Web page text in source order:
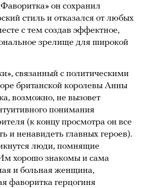
он сохранил
стиль и отказался от любых
с тем создав эффектное,
зрелище для широкой
связанный с политическими
британской королевы Анны
возможно, не вызовет
понимания
(к концу просмотра он все
и ненавидеть главных героев).
люди, помнящие
хорошо знакомы и сама
и больная женщина,
фаворитка герцогиня